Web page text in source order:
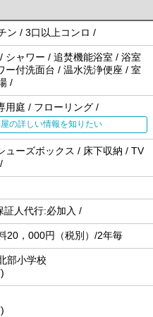
ン / 3口以上コンロ /
シャワー / 追焚機能浴室 / 浴室
ー付洗面台 / 温水洗浄便座 / 室
/
用庭 / フローリング /
の詳しい情報を知りたい
ューズボックス / 床下収納 / TV
証人代行:必加入 /
20，000円（税別）/2年毎
部小学校